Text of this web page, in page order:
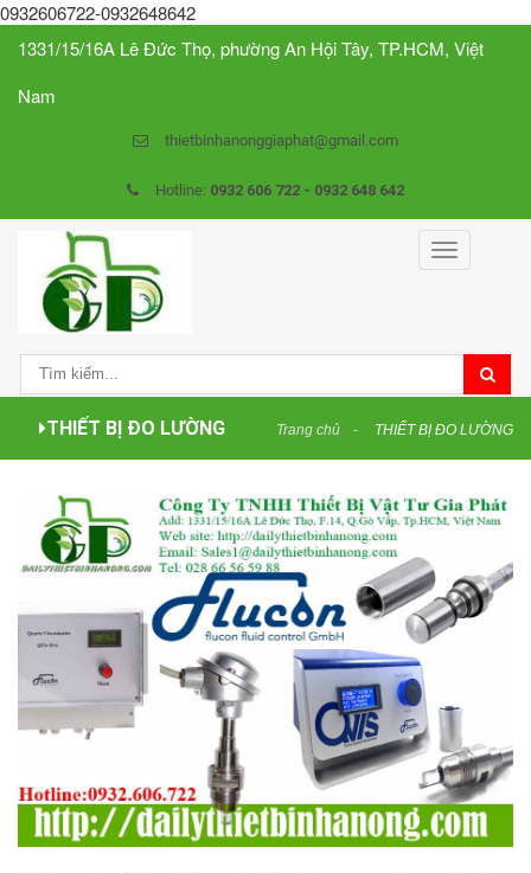
0932606722-0932648642
1331/15/16A Lê Đức Thọ, phường An Hội Tây, TP.HCM, Việt
Nam
thietbinhanonggiaphat@gmail.com
Hotline: 0932 606 722 - 0932 648 642
Toggle
navigation
THIẾT BỊ ĐO LƯỜNG Trang chủ THIẾT BỊ ĐO LƯỜNG